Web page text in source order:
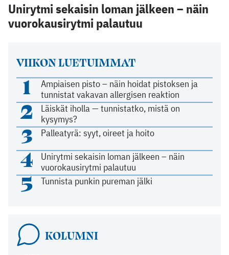
VIIKON LUETUIMMAT
1
Ampiaisen pisto – näin hoidat pistoksen ja
tunnistat vakavan allergisen reaktion
2
Läiskät iholla — tunnistatko, mistä on
kysymys?
3 Palleatyrä: syyt, oireet ja hoito
4
Unirytmi sekaisin loman jälkeen – näin
vuorokausirytmi palautuu
5 Tunnista punkin pureman jälki
KOLUMNI
Unirytmi sekaisin loman jälkeen – näin
vuorokausirytmi palautuu